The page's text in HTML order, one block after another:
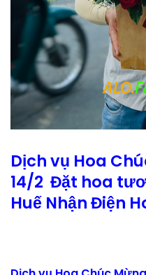
Dịch vụ Hoa
14/2 Đặt hoa
Huế Nhận Điện